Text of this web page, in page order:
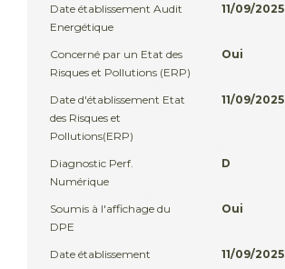
Date établissement Audit
Energétique
11/09/2025
Concerné par un Etat des
Risques et Pollutions (ERP)
Oui
Date d'établissement Etat
des Risques et
Pollutions(ERP)
11/09/2025
Diagnostic Perf.
Numérique
D
Soumis à l'affichage du
DPE
Oui
Date établissement
11/09/2025